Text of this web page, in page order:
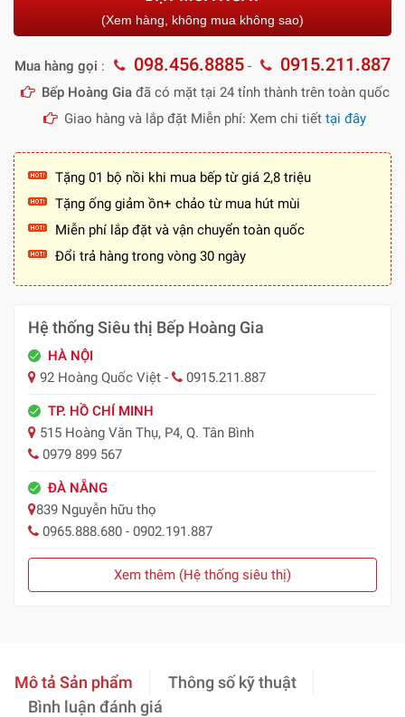
(Xem hàng, không mua không sao)
Mua hàng gọi : 098.456.8885 - 0915.211.887
Bếp Hoàng Giađã có mặt tại 24 tỉnh thành trên toàn quốc
Giao hàng và lắp đặt Miễn phí: Xem chi tiết tại đây
Tặng 01 bộ nồi khi mua bếp từ giá 2,8 triệu
Tặng ống giảm ồn+ chảo từ mua hút mùi
Miễn phí lắp đặt và vận chuyển toàn quốc
Đổi trả hàng trong vòng 30 ngày
Hệ thống Siêu thị Bếp Hoàng Gia
HÀ NỘI
92 Hoàng Quốc Việt -
0915.211.887
TP. HỒ CHÍ MINH
515 Hoàng Văn Thụ, P4, Q. Tân Bình
0979 899 567
ĐÀ NẴNG
839 Nguyễn hữu thọ
0965.888.680 - 0902.191.887
Xem thêm (Hệ thống siêu thị)
Mô tả Sản phẩm
Thông số kỹ thuật
Bình luận đánh giá